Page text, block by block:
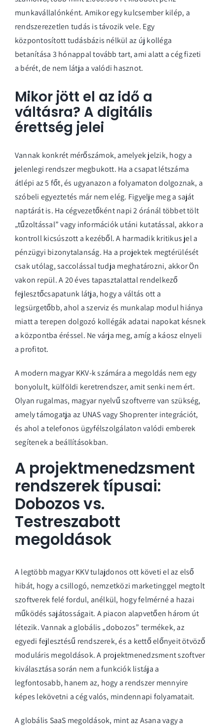
munkavállalónként. Amikor egy kulcsember kilép, a
rendszerezetlen tudás is távozik vele. Egy
központosított tudásbázis nélkül az új kolléga
betanítása 3 hónappal tovább tart, ami alatt a cég fizeti
a bérét, de nem látja a valódi hasznot.
Mikor jött el az idő a
váltásra? A digitális
érettség jelei
Vannak konkrét mérőszámok, amelyek jelzik, hogy a
jelenlegi rendszer megbukott. Ha a csapat létszáma
átlépi az 5 főt, és ugyanazon a folyamaton dolgoznak, a
szóbeli egyeztetés már nem elég. Figyelje meg a saját
naptárát is. Ha cégvezetőként napi 2 óránál többet tölt
„tűzoltással” vagy információk utáni kutatással, akkor a
kontroll kicsúszott a kezéből. A harmadik kritikus jel a
pénzügyi bizonytalanság. Ha a projektek megtérülését
csak utólag, saccolással tudja meghatározni, akkor Ön
vakon repül. A 20 éves tapasztalattal rendelkező
fejlesztőcsapatunk látja, hogy a váltás ott a
legsürgetőbb, ahol a szerviz és munkalap modul hiánya
miatt a terepen dolgozó kollégák adatai napokat késnek
a központba éréssel. Ne várja meg, amíg a káosz elnyeli
a profitot.
A modern magyar KKV-k számára a megoldás nem egy
bonyolult, külföldi keretrendszer, amit senki nem ért.
Olyan rugalmas, magyar nyelvű szoftverre van szükség,
amely támogatja az UNAS vagy Shoprenter integrációt,
és ahol a telefonos ügyfélszolgálaton valódi emberek
segítenek a beállításokban.
A projektmenedzsment
rendszerek típusai:
Dobozos vs.
Testreszabott
megoldások
A legtöbb magyar KKV tulajdonos ott követi el az első
hibát, hogy a csillogó, nemzetközi marketinggel megtolt
szoftverek felé fordul, anélkül, hogy felmérné a hazai
működés sajátosságait. A piacon alapvetően három út
létezik. Vannak a globális „dobozos” termékek, az
egyedi fejlesztésű rendszerek, és a kettő előnyeit ötvöző
moduláris megoldások. A projektmenedzsment szoftver
kiválasztásasorán nem a funkciók listája a
legfontosabb, hanem az, hogy a rendszer mennyire
képes lekövetni a cég valós, mindennapi folyamatait.
A globális SaaS megoldások, mint az Asana vagy a